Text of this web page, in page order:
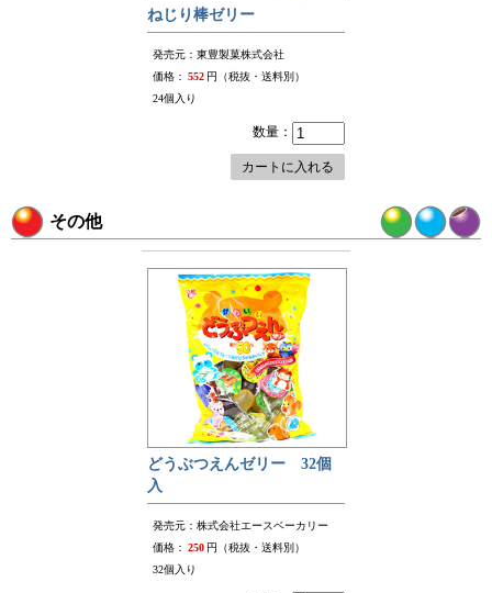
ねじり棒ゼリー
発売元：東豊製菓株式会社
価格： 552 円（税抜・送料別）
24個入り
数量：
カートに入れる
その他
どうぶつえんゼリー 32個
入
発売元：株式会社エースベーカリー
価格： 250 円（税抜・送料別）
32個入り